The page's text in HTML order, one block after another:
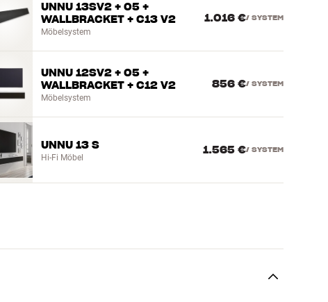
UNNU 13SV2 + 05 +
WALLBRACKET + C13 V2
Möbelsystem
1.016 €/ SYSTEM
UNNU 12SV2 + 05 +
WALLBRACKET + C12 V2
Möbelsystem
856 €/ SYSTEM
UNNU 13 S
Hi-Fi Möbel
1.565 €/ SYSTEM